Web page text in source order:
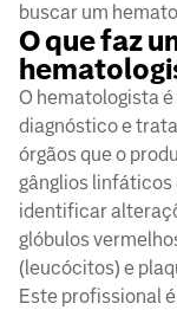
buscar um
O que faz
O hematologista
diagnóstico e
órgãos que o
gânglios linfáticos
identificar
glóbulos
(leucócitos) e
Este profissional